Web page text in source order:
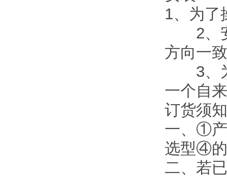
1、为了
2、安
方向一
3、为
一个自
订货须
一、①
选型④
二、若